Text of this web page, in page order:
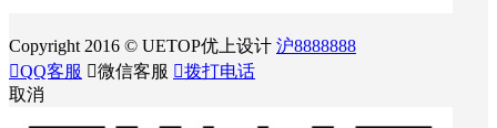
Copyright 2016 © UETOP优上设计 沪8888888
QQ客服 微信客服 拨打电话
取消